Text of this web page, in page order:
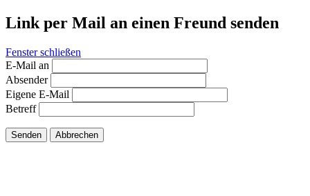
Link per Mail an einen Freund senden
Fenster schließen
E-Mail an
Absender
Eigene E-Mail
Betreff
Senden Abbrechen